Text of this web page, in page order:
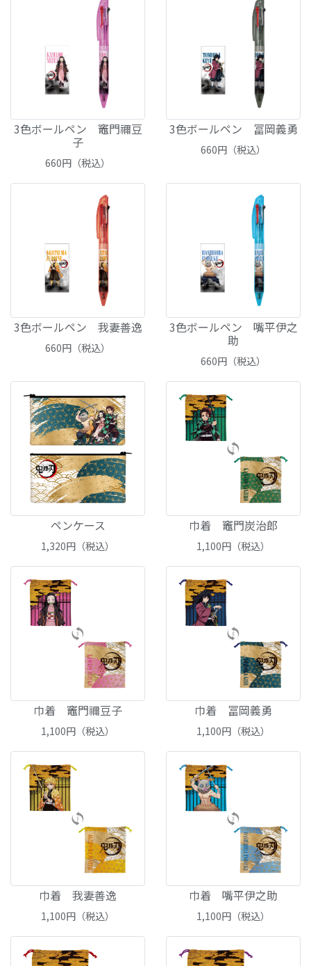
3色ボールペン 竈門禰豆
子
660円（税込）
3色ボールペン 冨岡義勇
660円（税込）
3色ボールペン 我妻善逸
660円（税込）
3色ボールペン 嘴平伊之
助
660円（税込）
ペンケース
1,320円（税込）
巾着 竈門炭治郎
1,100円（税込）
巾着 竈門禰豆子
1,100円（税込）
巾着 冨岡義勇
1,100円（税込）
巾着 我妻善逸
1,100円（税込）
巾着 嘴平伊之助
1,100円（税込）